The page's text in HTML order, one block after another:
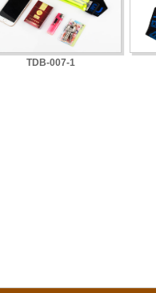
TDB-007-1